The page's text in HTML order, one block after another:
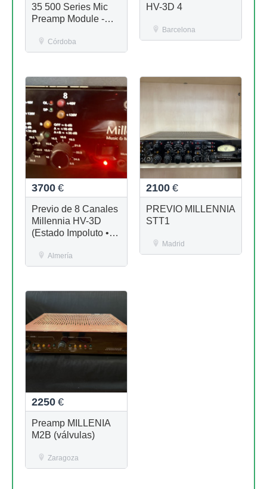
35 500 Series Mic
Preamp Module -
Córdoba
HV-3D 4
Barcelona
3700 €
Previo de 8 Canales
Millennia HV-3D
(Estado Impoluto •
Almería
2100 €
PREVIO MILLENNIA
STT1
Madrid
2250 €
Preamp MILLENIA
M2B (válvulas)
Zaragoza